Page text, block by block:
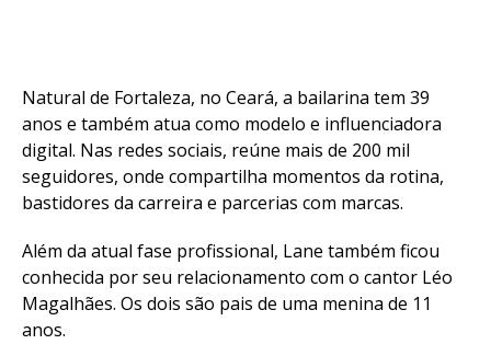
Natural de Fortaleza, no Ceará, a bailarina tem 39
anos e também atua como modelo e influenciadora
digital. Nas redes sociais, reúne mais de 200 mil
seguidores, onde compartilha momentos da rotina,
bastidores da carreira e parcerias com marcas.
Além da atual fase profissional, Lane também ficou
conhecida por seu relacionamento com o cantor Léo
Magalhães. Os dois são pais de uma menina de 11
anos.